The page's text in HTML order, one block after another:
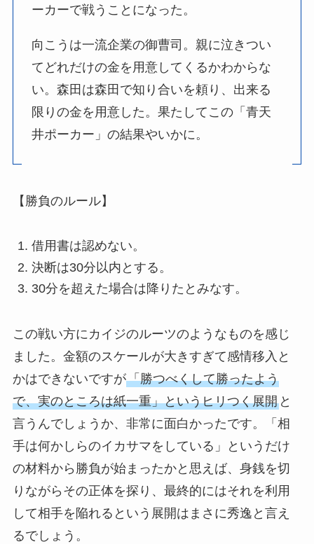
ーカーで戦うことになった。
向こうは一流企業の御曹司。親に泣きつい
てどれだけの金を用意してくるかわからな
い。森田は森田で知り合いを頼り、出来る
限りの金を用意した。果たしてこの「青天
井ポーカー」の結果やいかに。
【勝負のルール】
借用書は認めない。
決断は30分以内とする。
30分を超えた場合は降りたとみなす。
この戦い方にカイジのルーツのようなものを感じ
ました。金額のスケールが大きすぎて感情移入と
かはできないですが「勝つべくして勝ったよう
で、実のところは紙一重」というヒリつく展開と
言うんでしょうか、非常に面白かったです。「相
手は何かしらのイカサマをしている」というだけ
の材料から勝負が始まったかと思えば、身銭を切
りながらその正体を探り、最終的にはそれを利用
して相手を陥れるという展開はまさに秀逸と言え
るでしょう。